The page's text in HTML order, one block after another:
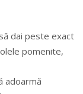
dai peste exact
pomenite,
adoarmă